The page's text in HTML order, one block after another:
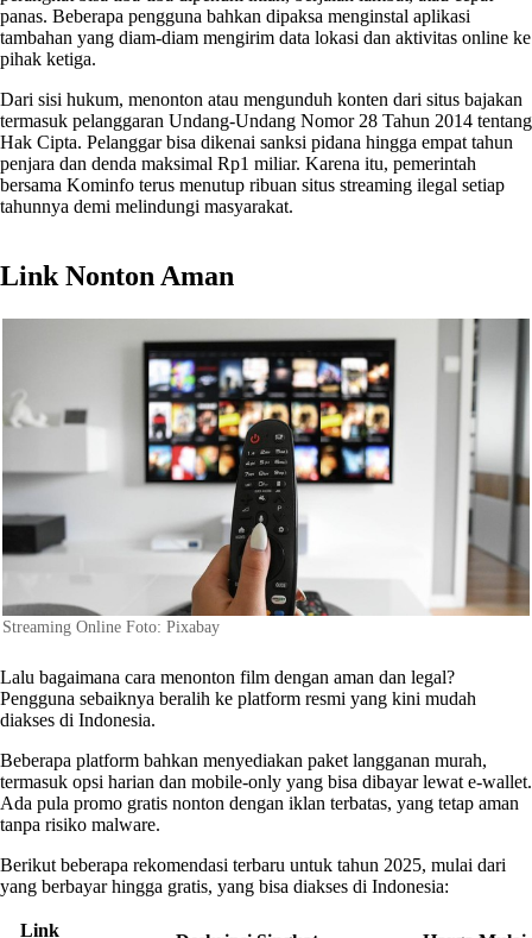
panas. Beberapa pengguna bahkan dipaksa menginstal aplikasi
tambahan yang diam-diam mengirim data lokasi dan aktivitas online ke
pihak ketiga.
Dari sisi hukum, menonton atau mengunduh konten dari situs bajakan
termasuk pelanggaran Undang-Undang Nomor 28 Tahun 2014 tentang
Hak Cipta. Pelanggar bisa dikenai sanksi pidana hingga empat tahun
penjara dan denda maksimal Rp1 miliar. Karena itu, pemerintah
bersama Kominfo terus menutup ribuan situs streaming ilegal setiap
tahunnya demi melindungi masyarakat.
Link Nonton Aman
Streaming Online Foto: Pixabay
Lalu bagaimana cara menonton film dengan aman dan legal?
Pengguna sebaiknya beralih ke platform resmi yang kini mudah
diakses di Indonesia.
Beberapa platform bahkan menyediakan paket langganan murah,
termasuk opsi harian dan mobile-only yang bisa dibayar lewat e-wallet.
Ada pula promo gratis nonton dengan iklan terbatas, yang tetap aman
tanpa risiko malware.
Berikut beberapa rekomendasi terbaru untuk tahun 2025, mulai dari
yang berbayar hingga gratis, yang bisa diakses di Indonesia:
Link